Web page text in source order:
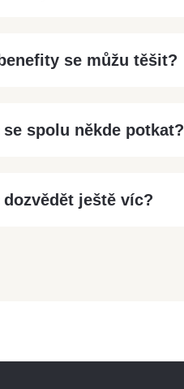
se můžu těšit?
se spolu někde potkat?
dozvědět ještě víc?